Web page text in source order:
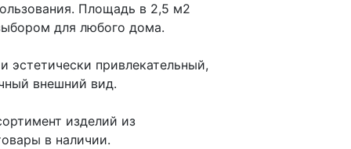
Площадь в 2,5 м2
для любого дома.
эстетически привлекательный,
внешний вид.
изделий из
в наличии.